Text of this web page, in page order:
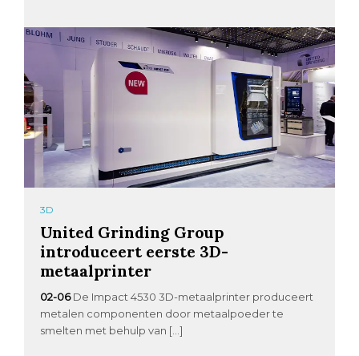
3D
United Grinding Group
introduceert eerste 3D-
metaalprinter
02-06 De Impact 4530 3D-metaalprinter produceert
metalen componenten door metaalpoeder te
smelten met behulp van […]